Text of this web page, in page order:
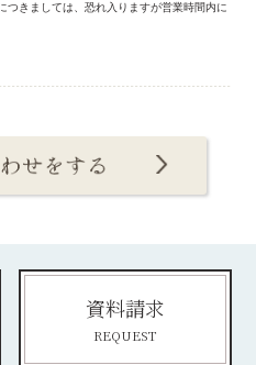
つきましては、恐れ入りますが営業時間内に
資料請求
REQUEST